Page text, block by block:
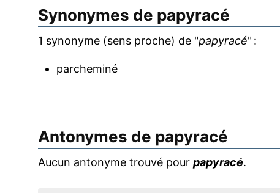
Synonymes de papyracé
1 synonyme (sens proche) de "papyracé" :
parcheminé
Antonymes de papyracé
Aucun antonyme trouvé pour papyracé.